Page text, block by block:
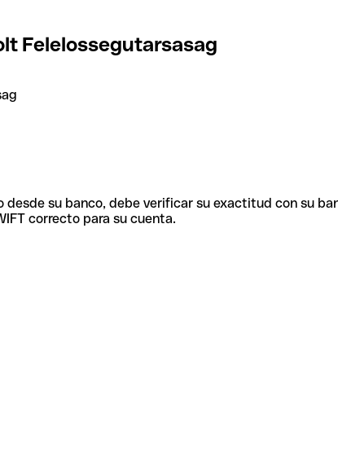
Felelossegutarsasag
su banco, debe verificar su exactitud con su
correcto para su cuenta.